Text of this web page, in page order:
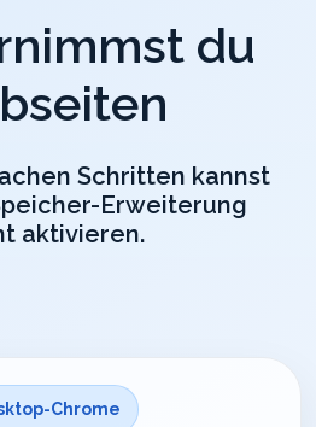
du
Schritten kannst
Erweiterung
aktivieren.
Chrome